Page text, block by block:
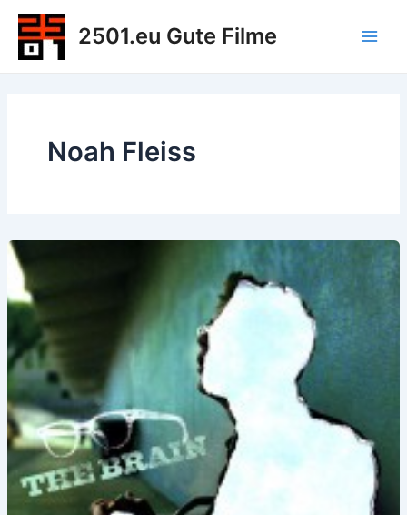
Zum
Inhalt
springen
2501.eu Gute Filme
Noah Fleiss